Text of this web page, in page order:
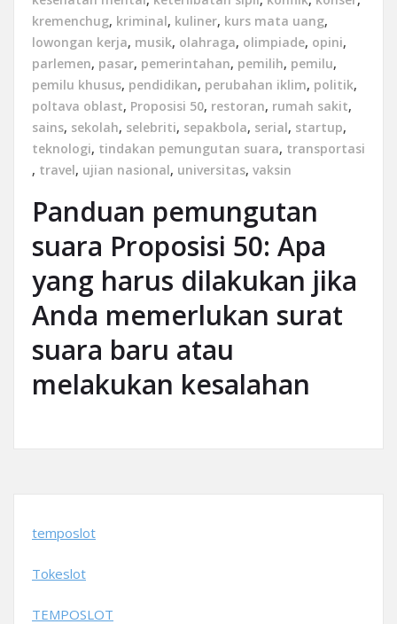
kremenchug, kriminal, kuliner, kurs mata uang,
lowongan kerja, musik, olahraga, olimpiade, opini,
parlemen, pasar, pemerintahan, pemilih, pemilu,
pemilu khusus, pendidikan, perubahan iklim, politik,
poltava oblast, Proposisi 50, restoran, rumah sakit,
sains, sekolah, selebriti, sepakbola, serial, startup,
teknologi, tindakan pemungutan suara, transportasi
, travel, ujian nasional, universitas, vaksin
Panduan pemungutan
suara Proposisi 50: Apa
yang harus dilakukan jika
Anda memerlukan surat
suara baru atau
melakukan kesalahan
temposlot
Tokeslot
TEMPOSLOT